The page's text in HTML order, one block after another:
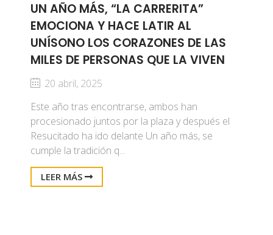
UN AÑO MÁS, “LA CARRERITA”
EMOCIONA Y HACE LATIR AL
UNÍSONO LOS CORAZONES DE LAS
MILES DE PERSONAS QUE LA VIVEN
20 abril, 2025
Este año tras encontrarse, ambos han
procesionado juntos por la plaza y después el
Resucitado ha ido delante Un año más, se
cumple la tradición q...
LEER MÁS